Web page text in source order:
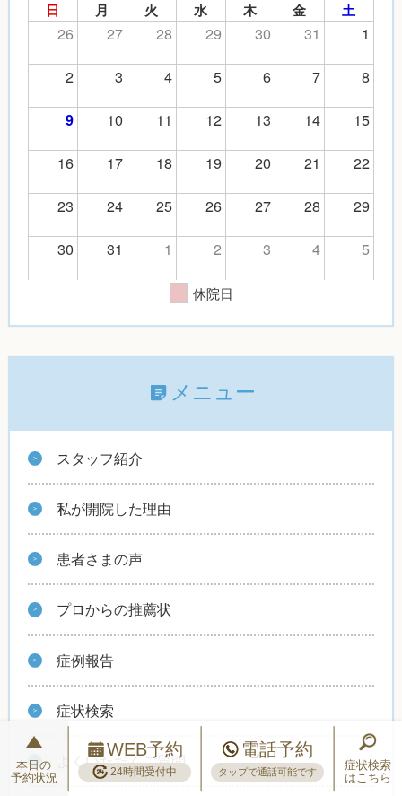
日 月 火 水 木 金 土
26 27 28 29 30 31
1
2
3 4 5 6 7 8
9 10 11 12 13 14
15
16
17 18 19 20 21
22
23
24 25 26 27 28
29
30
31 1 2 3 4 5
休院日
メニュー
スタッフ紹介
私が開院した理由
患者さまの声
プロからの推薦状
症例報告
症状検索
よくいただくご質問
本日の
予約状況
WEB予約
24時間受付中
電話予約
タップで通話可能です
症状検索
はこちら